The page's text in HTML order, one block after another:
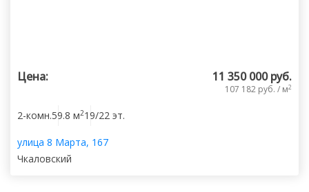
Цена: 11 350 000 руб.
107 182 руб. / м2
2-комн.59.8 м219/22 эт.
улица 8 Марта, 167
Чкаловский